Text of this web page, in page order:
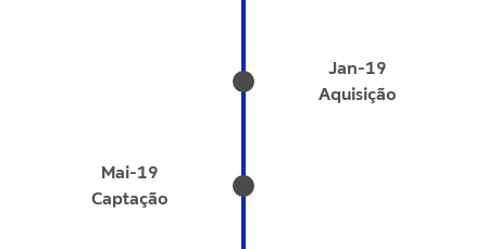
Jan-19
Aquisição
Mai-19
Captação